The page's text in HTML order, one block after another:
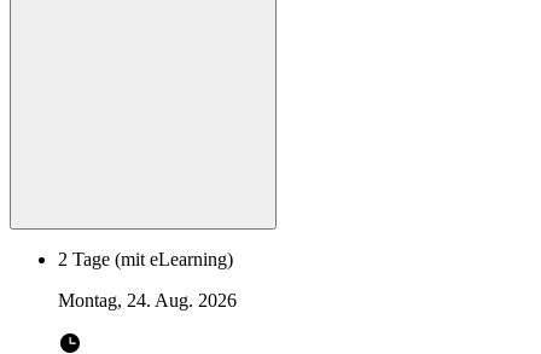
2 Tage (mit eLearning)
Montag, 24. Aug. 2026